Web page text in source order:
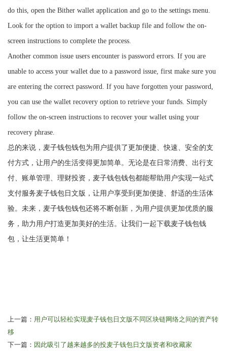
do this, open the Bither wallet application and go to the settings menu.
Look for the option to import a wallet backup file and follow the on-
screen instructions to complete the process.
Another common issue users encounter is password errors. If you are
unable to access your wallet due to a password issue, first make sure you
are entering the correct password. If you have forgotten your password,
you can use the wallet recovery option to retrieve your funds. Simply
follow the on-screen instructions to recover your wallet using your
recovery phrase.
总的来说，麦子钱包钱包为用户提供了更加便捷、快速、安全的支
付方式，让用户的生活变得更加简单。无论是在日常消费、出行支
付、账单管理、理财投资，麦子钱包钱包都能帮助用户实现一站式
支付服务麦子钱包日文版，让用户享受到更加便捷、舒适的生活体
验。未来，麦子钱包钱包还将不断创新，为用户提供更加优质的服
务，助力用户打造更加美好的生活。让我们一起下载麦子钱包钱
包，让生活更简单！
上一篇： 用户可以轻松实现麦子钱包日文版不同区块链网络之间的资产转
移
下一篇： 因此吸引了越来越多的投麦子钱包日文版资者和收藏家